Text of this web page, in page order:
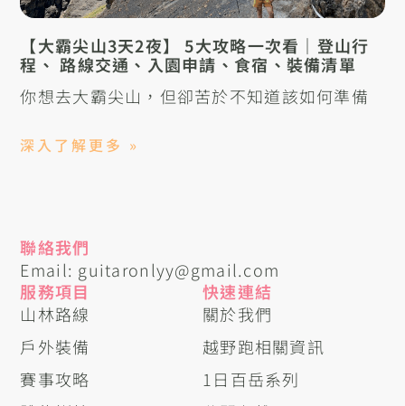
【大霸尖山3天2夜】 5大攻略一次看｜登山行
程、 路線交通、入園申請、食宿、裝備清單
你想去大霸尖山，但卻苦於不知道該如何準備
深入了解更多 »
服務項目
山林路線
戶外裝備
賽事攻略
快速連結
關於我們
越野跑相關資訊
1日百岳系列
聯絡我們
Email: guitaronlyy@gmail.com